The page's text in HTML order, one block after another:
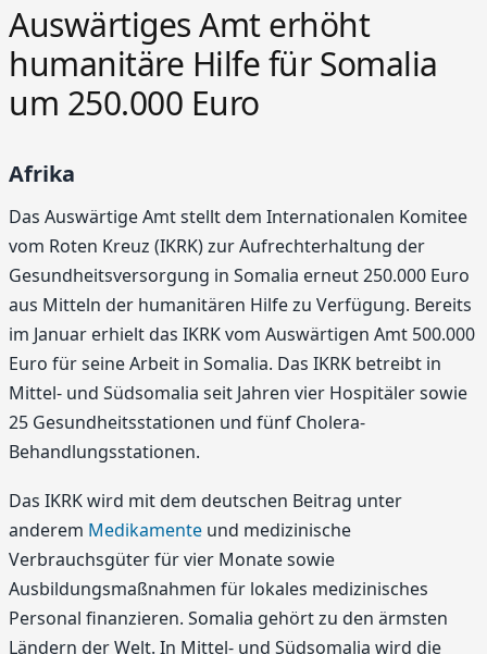
Auswärtiges Amt erhöht
humanitäre Hilfe für Somalia
um 250.000 Euro
Afrika
Das Auswärtige Amt stellt dem Internationalen Komitee
vom Roten Kreuz (IKRK) zur Aufrechterhaltung der
Gesundheitsversorgung in Somalia erneut 250.000 Euro
aus Mitteln der humanitären Hilfe zu Verfügung. Bereits
im Januar erhielt das IKRK vom Auswärtigen Amt 500.000
Euro für seine Arbeit in Somalia. Das IKRK betreibt in
Mittel- und Südsomalia seit Jahren vier Hospitäler sowie
25 Gesundheitsstationen und fünf Cholera-
Behandlungsstationen.
Das IKRK wird mit dem deutschen Beitrag unter
anderem Medikamente und medizinische
Verbrauchsgüter für vier Monate sowie
Ausbildungsmaßnahmen für lokales medizinisches
Personal finanzieren. Somalia gehört zu den ärmsten
Ländern der Welt. In Mittel- und Südsomalia wird die